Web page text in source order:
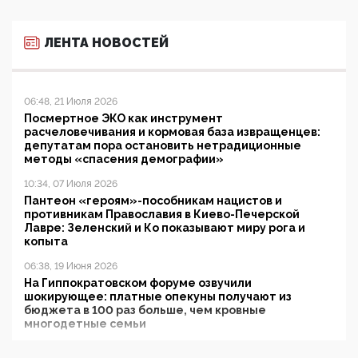
ЛЕНТА НОВОСТЕЙ
06:48, 21 Июля 2026
Посмертное ЭКО как инструмент
расчеловечивания и кормовая база извращенцев:
депутатам пора остановить нетрадиционные
методы «спасения демографии»
10:34, 07 Июля 2026
Пантеон «героям»-пособникам нацистов и
противникам Православия в Киево-Печерской
Лавре: Зеленский и Ко показывают миру рога и
копыта
06:38, 19 Июня 2026
На Гиппократовском форуме озвучили
шокирующее: платные опекуны получают из
бюджета в 100 раз больше, чем кровные
многодетные семьи